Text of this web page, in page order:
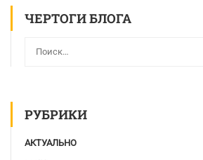
ЧЕРТОГИ БЛОГА
РУБРИКИ
АКТУАЛЬНО